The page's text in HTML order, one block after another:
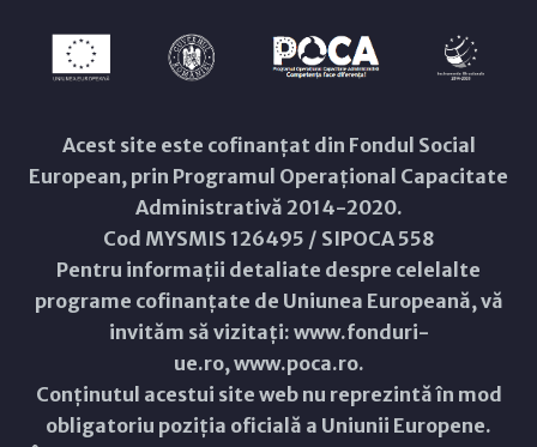
Acest site este cofinanțat din Fondul Social
European, prin Programul Operațional Capacitate
Administrativă 2014-2020.
Cod MYSMIS 126495 / SIPOCA 558
Pentru informații detaliate despre celelalte
programe cofinanțate de Uniunea Europeană, vă
invităm să vizitați: www.fonduri-
ue.ro, www.poca.ro.
Conținutul acestui site web nu reprezintă în mod
obligatoriu poziția oficială a Uniunii Europene.